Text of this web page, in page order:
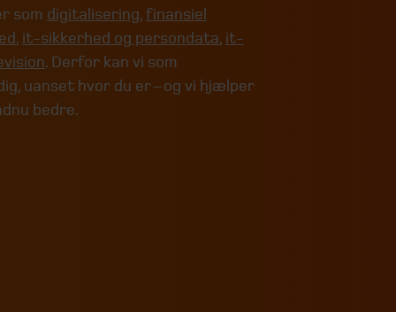
som digitalisering, finansiel
, it-sikkerhed og persondata, it-
. Derfor kan vi som
uanset hvor du er – og vi hjælper
bedre.